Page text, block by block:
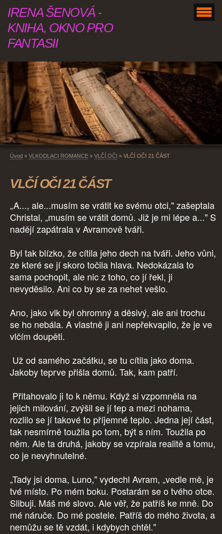
IRENA ŠENOVÁ -
KNIHA, OKNO PRO
FANTASII
Úvod » VLKODLACI ROMANCE » VLČÍ OČI » VLČÍ OČI 21 ČÁST
VLČÍ OČI 21 ČÁST
„A..., ale...musím se vrátit ke svému otci," zašeptala
Christal, „musím se vrátit domů. Již je mi lépe a..." S
nadějí zapátrala v Avramově tváři.
Byl tak blízko, že cítila jeho dech na tváři. Jeho vůni,
ze které se jí skoro točila hlava. Nedokázala to
sama pochopit, ale nic z toho, co jí řekl, ji
nevyděsilo. Ani co by se za nehet vešlo.
Ano, jako vlk byl ohromný a děsivý, ale ani trochu
se ho nebála. A vlastně ji ani nepřekvapilo, že je ve
vlčím doupěti.
Už od samého začátku, se tu cítila jako doma.
Jakoby teprve přišla domů. Tak, kam patří.
Přitahovalo ji to k němu. Když si vzpomněla na
jejich milování, zvýšil se jí tep a mezi nohama,
rozlilo se jí takové to příjemné teplo. Jedna její část,
tak nesmírně toužila po tom, být s ním. Toužila po
něm. Ale ta druhá, jakoby se vzpírala realitě a tomu,
co je nevyhnutelné.
„Tady jsi doma, Luno," vydechl Avram, „vedle mě, je
tvé místo. Po mém boku. Postarám se o tvého otce.
Slibuji. Máš mé slovo. Ale věř, že patříš ke mně. Do
mé náruče. Do mé postele. Patříš do mého života, a
nemůžu se tě vzdát, i kdybych chtěl."